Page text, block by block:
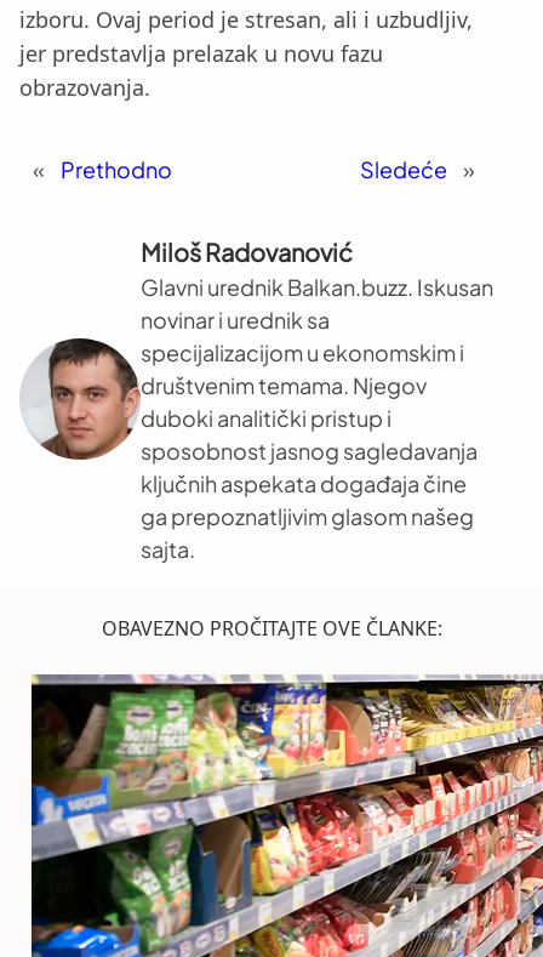
izboru. Ovaj period je stresan, ali i uzbudljiv,
jer predstavlja prelazak u novu fazu
obrazovanja.
« Prethodno Sledeće »
Miloš Radovanović
Glavni urednik Balkan.buzz. Iskusan
novinar i urednik sa
specijalizacijom u ekonomskim i
društvenim temama. Njegov
duboki analitički pristup i
sposobnost jasnog sagledavanja
ključnih aspekata događaja čine
ga prepoznatljivim glasom našeg
sajta.
OBAVEZNO PROČITAJTE OVE ČLANKE: